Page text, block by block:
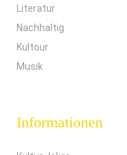
Literatur
Nachhaltig
Kultour
Musik
Informationen